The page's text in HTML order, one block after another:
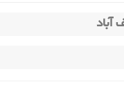
آباد